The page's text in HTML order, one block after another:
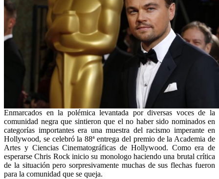
Enmarcados en la polémica levantada por diversas voces de la
comunidad negra que sintieron que el no haber sido nominados en
categorías importantes era una muestra del racismo imperante en
Hollywood, se celebró la 88ª entrega del premio de la Academia de
Artes y Ciencias Cinematográficas de Hollywood. Como era de
esperarse Chris Rock inicio su monologo haciendo una brutal crítica
de la situación pero sorpresivamente muchas de sus flechas fueron
para la comunidad que se queja.